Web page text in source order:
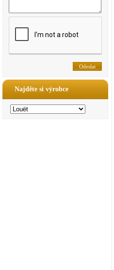
Najděte si výrobce